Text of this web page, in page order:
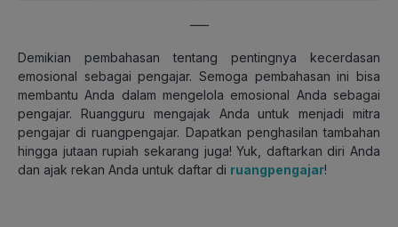
—–
Demikian pembahasan tentang pentingnya kecerdasan
emosional sebagai pengajar. Semoga pembahasan ini bisa
membantu Anda dalam mengelola emosional Anda sebagai
pengajar. Ruangguru mengajak Anda untuk menjadi mitra
pengajar di ruangpengajar. Dapatkan penghasilan tambahan
hingga jutaan rupiah sekarang juga! Yuk, daftarkan diri Anda
dan ajak rekan Anda untuk daftar di ruangpengajar!